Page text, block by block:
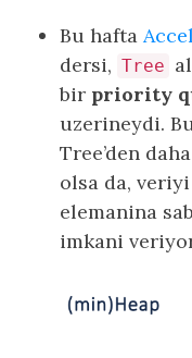
Bu hafta
dersi, Tree
bir priority
uzerineydi.
Tree’den
olsa da,
elemanina
imkani